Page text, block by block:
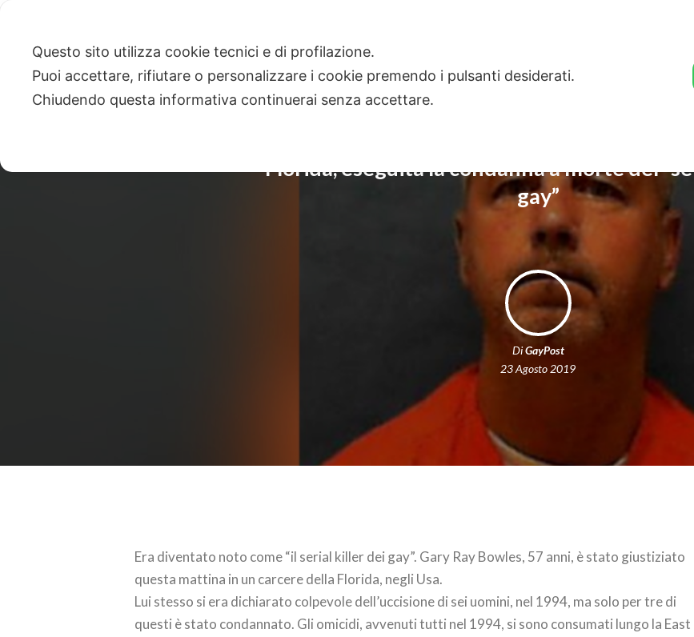
Florida, eseguita la condanna a morte del
gay”
DiGayPost
23 Agosto 2019
Era diventato noto come “il serial killer dei gay”. Gary Ray Bowles, 57 anni, è stato giustiziato
questa mattina in un carcere della Florida, negli Usa.
Lui stesso si era dichiarato colpevole dell’uccisione di sei uomini, nel 1994, ma solo per tre di
questi è stato condannato. Gli omicidi, avvenuti tutti nel 1994, si sono consumati lungo la East
Questo sito utilizza cookie tecnici e di profilazione.
Puoi accettare, rifiutare o personalizzare i cookie premendo i pulsanti desiderati.
Chiudendo questa informativa continuerai senza accettare.